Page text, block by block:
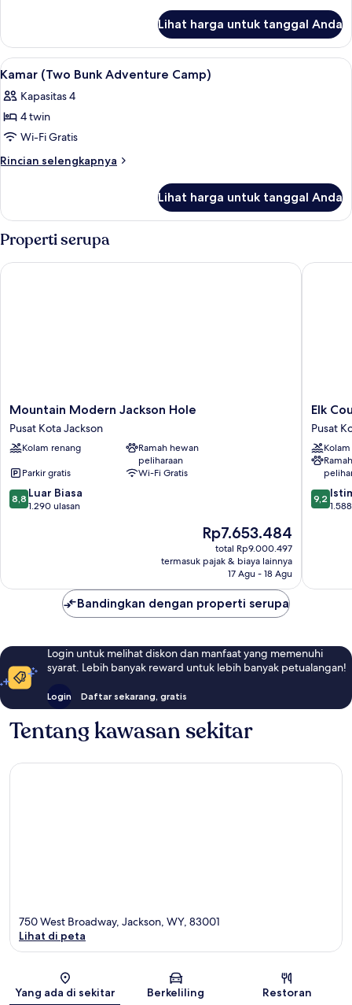
dengan
tempat
tidur
Sofa
(The
Virg)
Kamar,
Tempat
King
dengan
tidur
Sofa
(The
Lihat harga untuk tanggal Anda
Lihat
semua
foto
untuk
Kamar
(Two
Camp)
Kamar (Two Bunk Adventure
6
Kamar (Two Bunk Adventure Camp)
Kapasitas 4
4 twin
Wi-Fi Gratis
Rincian selengkapnya
Rincian
Kamar
(Two
Bunk
Adventure
Camp)
Lihat harga untuk tanggal Anda
Properti serupa
Mountain
Modern
Jackson
Hole
Kota
Jackson
Mountain Modern Jackson Hole
Pusat Kota Jackson
Kolam renang
Ramah hewan
peliharaan
Parkir gratis
Wi-Fi Gratis
8.8
dari
8,8 Luar Biasa
1.290 ulasan
Harga
sekarang
Rp7.653.484
Rp7.653.484
total Rp9.000.497
termasuk pajak & biaya lainnya
17 Agu - 18 Agu
Mountain Modern Jackson Hole
Elk
Country
Inn
Pusat
Kota
Jackson
Elk
Pusat
9.2
dari
9,2
Elk
Bandingkan dengan properti serupa
Login untuk melihat diskon dan manfaat yang memenuhi
syarat. Lebih banyak reward untuk lebih banyak petualangan!
Login Daftar sekarang, gratis
Tentang kawasan sekitar
Peta
750 West Broadway, Jackson, WY, 83001
Lihat di peta
Yang ada di sekitar Berkeliling Restoran